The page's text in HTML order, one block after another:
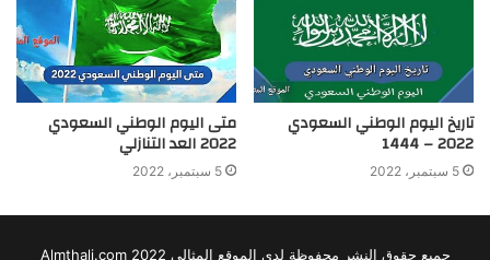
تاريخ اليوم الوطني السعودي
2022 – 1444
5 سبتمبر، 2022
متى اليوم الوطني السعودي
2022 العد التنازلي
5 سبتمبر، 2022
جميع حقوق النشر محفوظة لدى الموقع المثالي 2022 Almthali.com